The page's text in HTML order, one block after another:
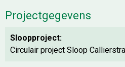
Projectgegevens
Sloopproject:
Circulair project Sloop